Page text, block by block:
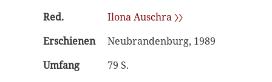
Red.
Ilona Auschra 〉〉
Erschienen
Neubrandenburg, 1989
Umfang
79 S.